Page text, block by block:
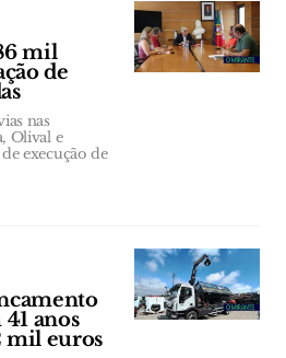
mil
de
nas
Olival e
execução de
anos
mil euros